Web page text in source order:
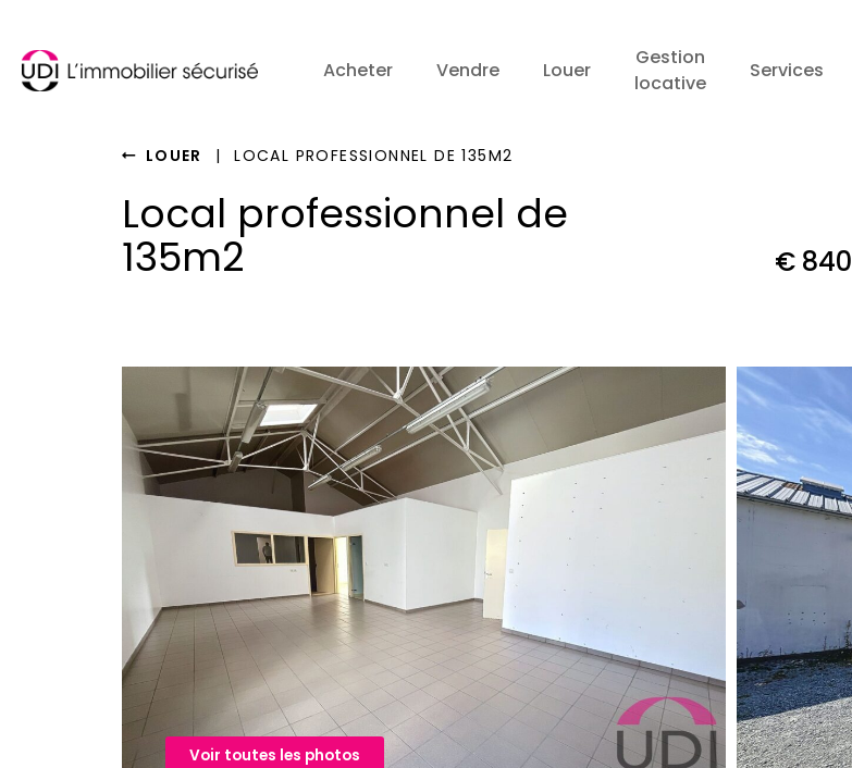
Acheter Vendre Louer
Gestion
locative
Services
LOUER | LOCAL PROFESSIONNEL DE 135M2
Local professionnel de
135m2 € 840
Voir toutes les photos